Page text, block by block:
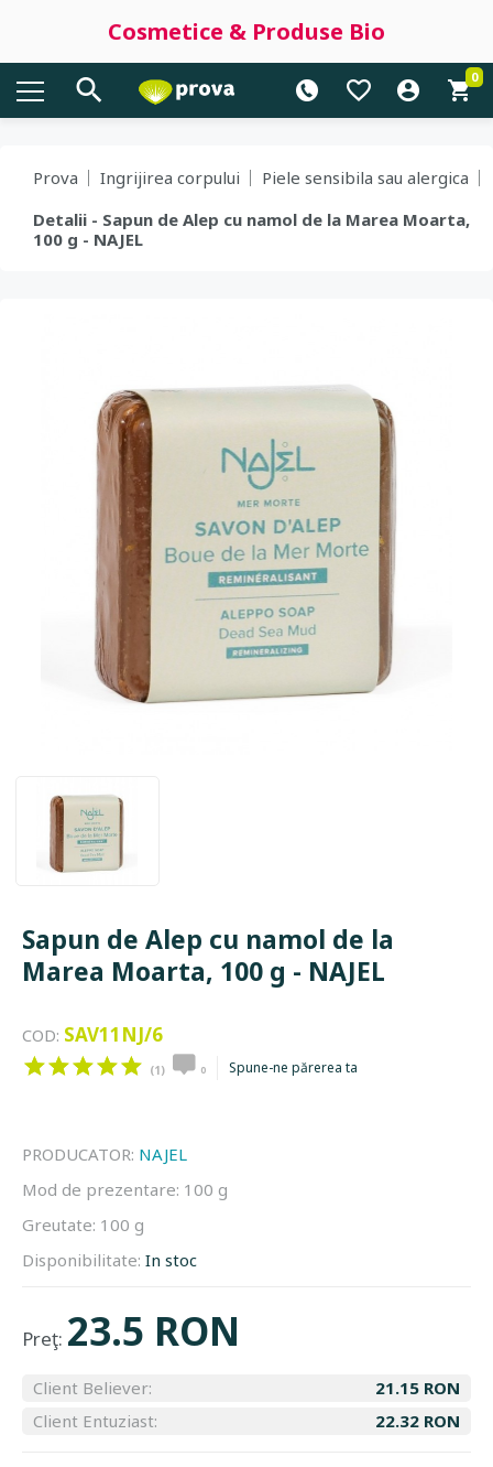
Cosmetice & Produse Bio
0
Prova Ingrijirea corpului
Piele sensibila sau alergica
Detalii - Sapun de Alep cu namol de la Marea Moarta,
100 g - NAJEL
Sapun de Alep cu namol de la
Marea Moarta, 100 g - NAJEL
COD: SAV11NJ/6
(1) 0 Spune-ne părerea ta
PRODUCATOR: NAJEL
Mod de prezentare: 100 g
Greutate: 100 g
Disponibilitate: In stoc
Preţ: 23.5 RON
Client Believer:
21.15 RON
Client Entuziast:
22.32 RON